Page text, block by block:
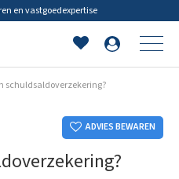
en vastgoedexpertise
schuldsaldoverzekering?
ADVIES BEWAREN